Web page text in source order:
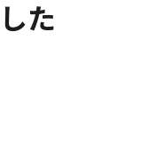
た